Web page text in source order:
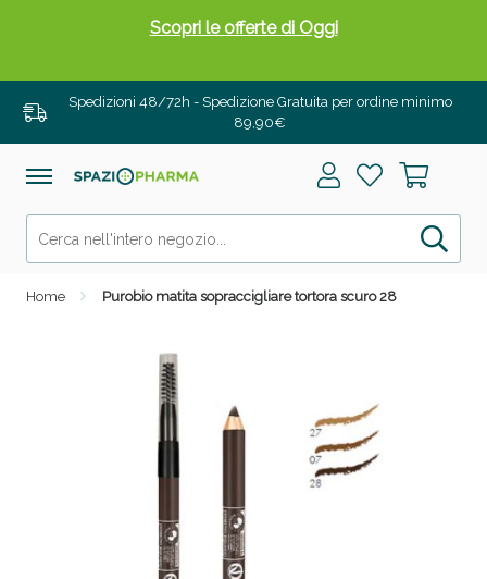
Spedizioni 48/72h - Spedizione Gratuita per ordine minimo
89,90€
Home Purobio matita sopraccigliare tortora scuro 28
Scopri le offerte di Oggi
Drenanti e Pancia Piatta: Sconti fino al 55% validi
solo per OGGI!